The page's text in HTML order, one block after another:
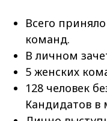
Всего
команд.
В личном
5 женских
128 человек
Кандидатов в